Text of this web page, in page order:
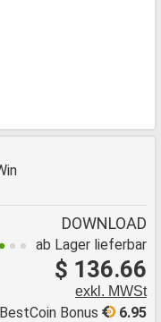
DOWNLOAD
ab Lager lieferbar
$ 136.66
exkl. MWSt
6.95
BestCoin Bonus